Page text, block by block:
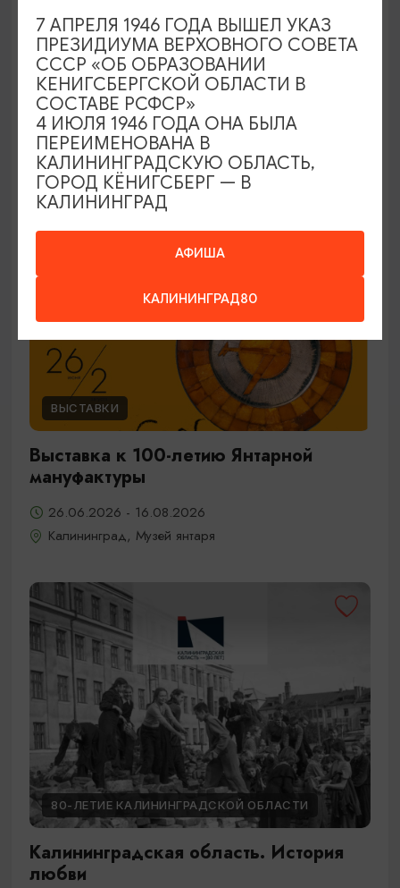
ЭКСКУРСИИ УЧРЕЖДЕНИЙ КУЛЬТУРЫ
Код города. История в символах
25.06.2026 - 30.09.2026, ПН-ПТ в 12:00
Калининград, Музей янтаря
ОТ 150₽ ПУШКИНСКАЯ КАРТА
ВЫСТАВКИ
Выставка к 100-летию Янтарной
мануфактуры
26.06.2026 - 16.08.2026
Калининград, Музей янтаря
80-ЛЕТИЕ КАЛИНИНГРАДСКОЙ ОБЛАСТИ
Калининградская область. История
любви
АФИША
КАЛИНИНГРАД80
7 АПРЕЛЯ 1946 ГОДА ВЫШЕЛ УКАЗ
ПРЕЗИДИУМА ВЕРХОВНОГО СОВЕТА
СССР «ОБ ОБРАЗОВАНИИ
КЕНИГСБЕРГСКОЙ ОБЛАСТИ В
СОСТАВЕ РСФСР»
4 ИЮЛЯ 1946 ГОДА ОНА БЫЛА
ПЕРЕИМЕНОВАНА В
КАЛИНИНГРАДСКУЮ ОБЛАСТЬ,
ГОРОД КЁНИГСБЕРГ — В
КАЛИНИНГРАД